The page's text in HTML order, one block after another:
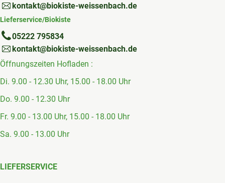
kontakt@biokiste-weissenbach.de
Lieferservice/Biokiste
05222 795834
kontakt@biokiste-weissenbach.de
Öffnungszeiten Hofladen :
Di. 9.00 - 12.30 Uhr, 15.00 - 18.00 Uhr
Do. 9.00 - 12.30 Uhr
Fr. 9.00 - 13.00 Uhr, 15.00 - 18.00 Uhr
Sa. 9.00 - 13.00 Uhr
LIEFERSERVICE